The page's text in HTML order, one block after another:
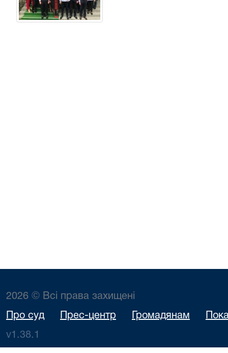
2026 © Всі права захищені
Про суд Прес-центр Громадянам
v1.38.1